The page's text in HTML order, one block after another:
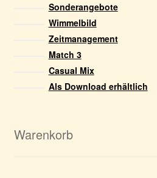
Sonderangebote
Wimmelbild
Zeitmanagement
Match 3
Casual Mix
Als Download erhältlich
Warenkorb